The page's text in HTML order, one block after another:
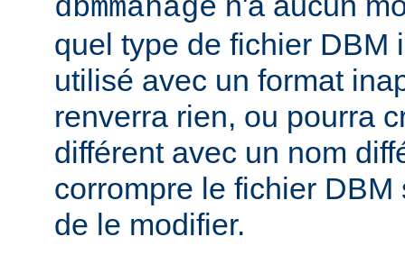
dbmmanage
quel type de fichier DBM
utilisé avec un format
renverra rien, ou pourra
différent avec un nom
corrompre le fichier
de le modifier.